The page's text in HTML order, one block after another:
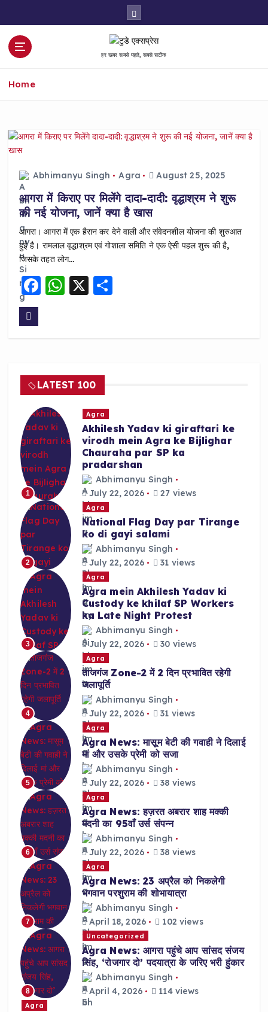
हर खबर सबसे पहले, सबसे सटीक
Home
Abhimanyu Singh Agra August 25, 2025
आगरा में किराए पर मिलेंगे दादा-दादी: वृद्धाश्रम ने शुरू
की नई योजना, जानें क्या है खास
आगरा। आगरा में एक हैरान कर देने वाली और संवेदनशील योजना की शुरुआत
हुई है। रामलाल वृद्धाश्रम एवं गोशाला समिति ने एक ऐसी पहल शुरू की है,
जिसके तहत लोग…
F
o
o
k
W
p
p
X S
LATEST 100
1
Agra
Akhilesh Yadav ki giraftari ke
virodh mein Agra ke Bijlighar
Chauraha par SP ka
pradarshan
Abhimanyu Singh
July 22, 2026
27 views
2
Agra
National Flag Day par Tirange
ko di gayi salami
Abhimanyu Singh
July 22, 2026
31 views
3
Agra
Agra mein Akhilesh Yadav ki
Custody ke khilaf SP Workers
ka Late Night Protest
Abhimanyu Singh
July 22, 2026
30 views
4
Agra
ताजगंज Zone-2 में 2 दिन प्रभावित रहेगी
जलापूर्ति
Abhimanyu Singh
July 22, 2026
31 views
5
Agra
Agra News: मासूम बेटी की गवाही ने दिलाई
मां और उसके प्रेमी को सजा
Abhimanyu Singh
July 22, 2026
38 views
6
Agra
Agra News: हज़रत अबरार शाह मक्की
मदनी का 95वाँ उर्स संपन्न
Abhimanyu Singh
July 22, 2026
38 views
7
Agra
Agra News: 23 अप्रैल को निकलेगी
भगवान परशुराम की शोभायात्रा
Abhimanyu Singh
April 18, 2026
102 views
8
Uncategorized
Agra News: आगरा पहुंचे आप सांसद संजय
सिंह, ‘रोजगार दो’ पदयात्रा के जरिए भरी हुंकार
Abhimanyu Singh
April 4, 2026
114 views
Agra